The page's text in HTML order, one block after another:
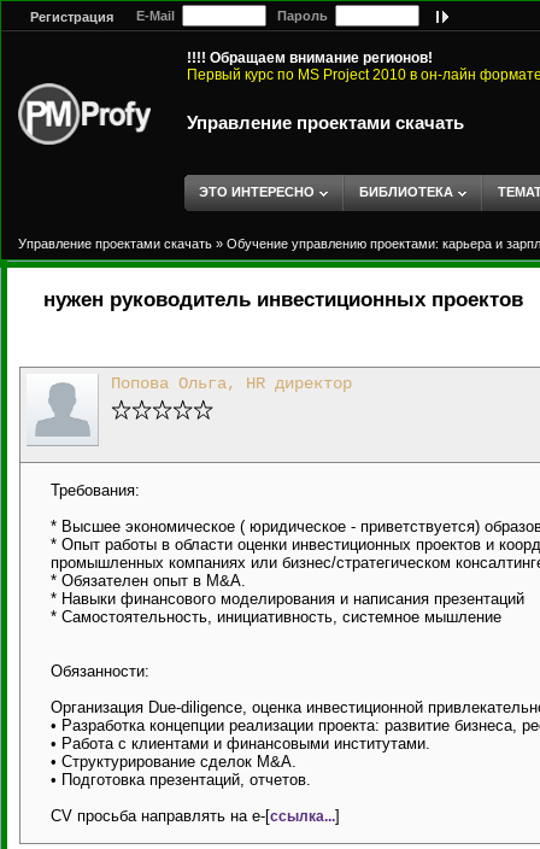
Регистрация E-Mail Пароль
!!!! Обращаем внимание регионов!
Первый курс по MS Project 2010 в он-лайн
Управление проектами скачать
ЭТО ИНТЕРЕСНО БИБЛИОТЕКА
Управление проектами скачать » Обучение управлению проектами: карьера и
нужен руководитель инвестиционных проектов
Попова Ольга, HR директор
Требования:
* Высшее экономическое ( юридическое - приветствуется)
* Опыт работы в области оценки инвестиционных проектов и
промышленных компаниях или бизнес/стратегическом
* Обязателен опыт в M&A.
* Навыки финансового моделирования и написания презентаций
* Самостоятельность, инициативность, системное мышление
Обязанности:
Организация Due-diligence, оценка инвестиционной
• Разработка концепции реализации проекта: развитие бизнеса,
• Работа с клиентами и финансовыми институтами.
• Структурирование сделок M&A.
• Подготовка презентаций, отчетов.
СV просьба направлять на e-[ссылка...]